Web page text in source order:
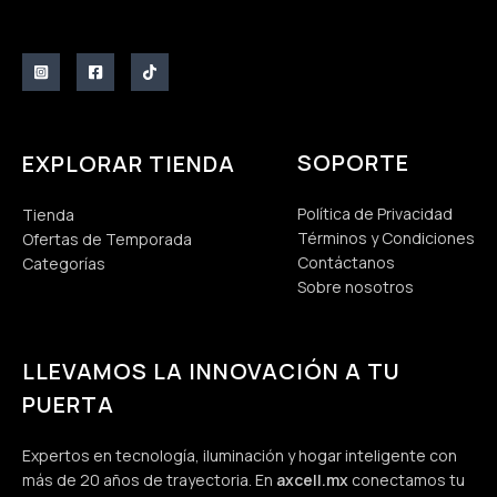
EXPLORAR TIENDA
Tienda
Ofertas de Temporada
Categorías
SOPORTE
Política de Privacidad
Términos y Condiciones
Contáctanos
Sobre nosotros
LLEVAMOS LA INNOVACIÓN A TU
PUERTA
Expertos en tecnología, iluminación y hogar inteligente con
más de 20 años de trayectoria. En axcell.mx conectamos tu